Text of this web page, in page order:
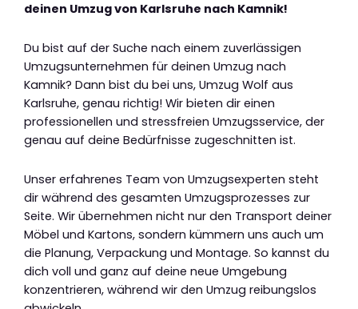
deinen Umzug von Karlsruhe nach Kamnik!
Du bist auf der Suche nach einem zuverlässigen
Umzugsunternehmen für deinen Umzug nach
Kamnik? Dann bist du bei uns, Umzug Wolf aus
Karlsruhe, genau richtig! Wir bieten dir einen
professionellen und stressfreien Umzugsservice, der
genau auf deine Bedürfnisse zugeschnitten ist.
Unser erfahrenes Team von Umzugsexperten steht
dir während des gesamten Umzugsprozesses zur
Seite. Wir übernehmen nicht nur den Transport deiner
Möbel und Kartons, sondern kümmern uns auch um
die Planung, Verpackung und Montage. So kannst du
dich voll und ganz auf deine neue Umgebung
konzentrieren, während wir den Umzug reibungslos